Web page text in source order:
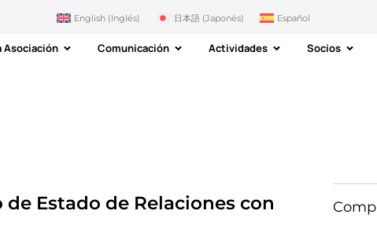
English (Inglés) 日本語(Japonés) Español
Asociación Comunicación Actividades Socios
de Estado de Relaciones con